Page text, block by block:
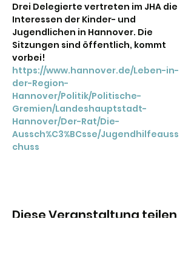
Drei Delegierte vertreten im JHA die
Interessen der Kinder- und
Jugendlichen in Hannover. Die
Sitzungen sind öffentlich, kommt
vorbei!
https://www.hannover.de/Leben-in-
der-Region-
Hannover/Politik/Politische-
Gremien/Landeshauptstadt-
Hannover/Der-Rat/Die-
Aussch%C3%BCsse/Jugendhilfeauss
chuss
Diese Veranstaltung teilen